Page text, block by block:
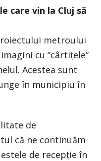
care vin la Cluj să
metroului
cu ”cârtițele”
Acestea sunt
în municipiu în
de
că ne continuăm
de recepție în